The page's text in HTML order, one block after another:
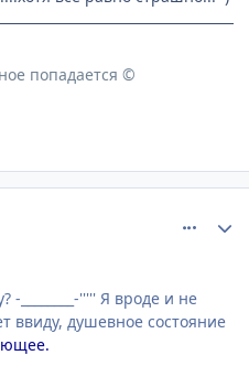
попадается ©
-________-''''' Я вроде и не
ввиду, душевное состояние